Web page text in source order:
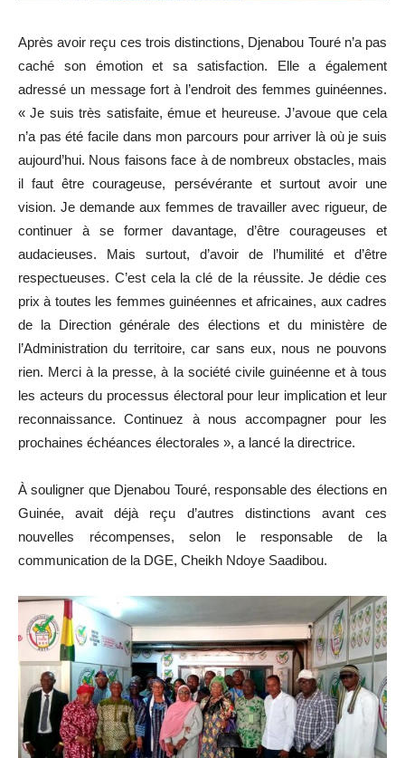
Après avoir reçu ces trois distinctions, Djenabou Touré n’a pas
caché son émotion et sa satisfaction. Elle a également
adressé un message fort à l’endroit des femmes guinéennes.
« Je suis très satisfaite, émue et heureuse. J’avoue que cela
n’a pas été facile dans mon parcours pour arriver là où je suis
aujourd’hui. Nous faisons face à de nombreux obstacles, mais
il faut être courageuse, persévérante et surtout avoir une
vision. Je demande aux femmes de travailler avec rigueur, de
continuer à se former davantage, d’être courageuses et
audacieuses. Mais surtout, d’avoir de l’humilité et d’être
respectueuses. C’est cela la clé de la réussite. Je dédie ces
prix à toutes les femmes guinéennes et africaines, aux cadres
de la Direction générale des élections et du ministère de
l’Administration du territoire, car sans eux, nous ne pouvons
rien. Merci à la presse, à la société civile guinéenne et à tous
les acteurs du processus électoral pour leur implication et leur
reconnaissance. Continuez à nous accompagner pour les
prochaines échéances électorales », a lancé la directrice.
À souligner que Djenabou Touré, responsable des élections en
Guinée, avait déjà reçu d’autres distinctions avant ces
nouvelles récompenses, selon le responsable de la
communication de la DGE, Cheikh Ndoye Saadibou.